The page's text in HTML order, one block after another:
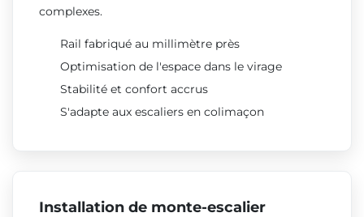
complexes.
Rail fabriqué au millimètre près
Optimisation de l'espace dans le virage
Stabilité et confort accrus
S'adapte aux escaliers en colimaçon
Installation de monte-escalier